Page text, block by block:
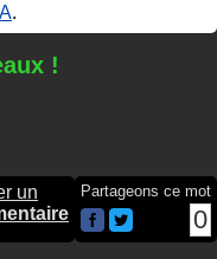
.
!
un
Partageons ce mot
0